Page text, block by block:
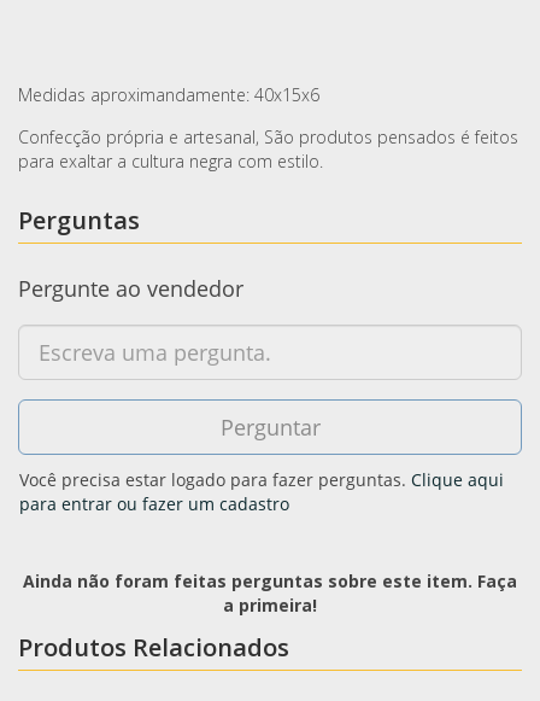
Medidas aproximandamente: 40x15x6
Confecção própria e artesanal, São produtos pensados é feitos
para exaltar a cultura negra com estilo.
Perguntas
Pergunte ao vendedor
Você precisa estar logado para fazer perguntas. Clique aqui
para entrar ou fazer um cadastro
Ainda não foram feitas perguntas sobre este item. Faça
a primeira!
Produtos Relacionados